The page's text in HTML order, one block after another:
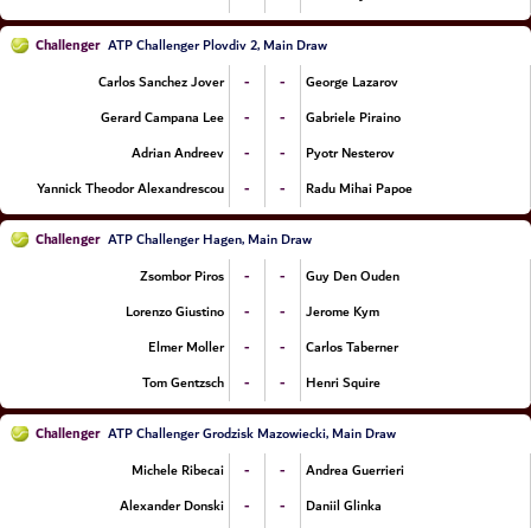
Challenger ATP Challenger Plovdiv 2, Main Draw
Carlos Sanchez Jover
- -
George Lazarov
Gerard Campana Lee
- -
Gabriele Piraino
Adrian Andreev
- -
Pyotr Nesterov
Yannick Theodor Alexandrescou
- - Radu Mihai Papoe
Challenger ATP Challenger Hagen, Main Draw
Zsombor Piros
- -
Guy Den Ouden
Lorenzo Giustino
- -
Jerome Kym
Elmer Moller
- -
Carlos Taberner
Tom Gentzsch
- - Henri Squire
Challenger ATP Challenger Grodzisk Mazowiecki, Main Draw
Michele Ribecai
- -
Andrea Guerrieri
Alexander Donski
- -
Daniil Glinka